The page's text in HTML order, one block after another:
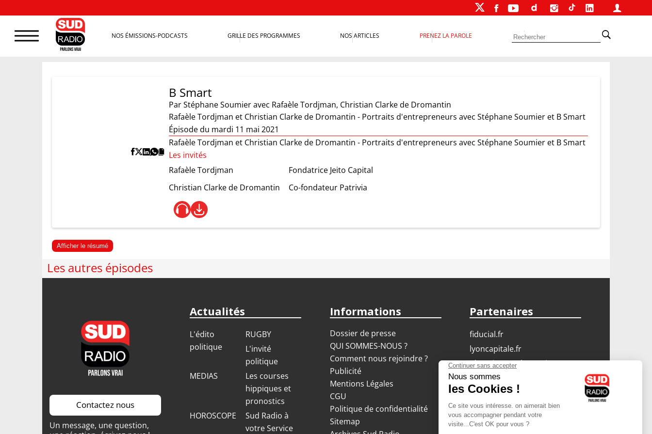
NOS ÉMISSIONS-PODCASTS GRILLE DES PROGRAMMES NOS ARTICLES PRENEZ LA PAROLE
B Smart
ParStéphane Soumieravec Rafaèle Tordjman, Christian Clarke de Dromantin
Rafaèle Tordjman et Christian Clarke de Dromantin - Portraits d'entrepreneurs avec Stéphane Soumier et B Smart
Épisode du mardi 11 mai 2021
Rafaèle Tordjman et Christian Clarke de Dromantin - Portraits d'entrepreneurs avec Stéphane Soumier et B Smart
Les invités
Rafaèle Tordjman
Fondatrice Jeito Capital
Christian Clarke de Dromantin
Co-fondateur Patrivia
Afficher le résumé
Les autres épisodes
Contactez nous
Un message, une question,
Actualités
L'édito
politique
RUGBY
L'invité
politique
MEDIAS
Les courses
hippiques et
pronostics
HOROSCOPE
Sud Radio à
votre Service
Informations
Dossier de presse
QUI SOMMES-NOUS ?
Comment nous rejoindre ?
Publicité
Mentions Légales
CGU
Politique de confidentialité
Sitemap
Partenaires
fiducial.fr
lyoncapitale.fr
olympique-et-lyonnais.com
L'application Iphone
/ Android